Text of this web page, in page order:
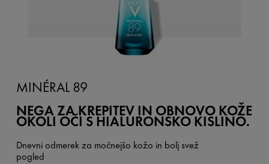
MINÉRAL 89
NEGA ZA KREPITEV IN OBNOVO KOŽE
OKOLI OČI S HIALURONSKO KISLINO.
Dnevni odmerek za močnejšo kožo in bolj svež
pogled